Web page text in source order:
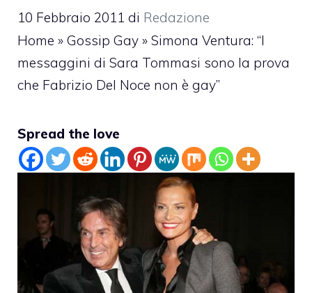
10 Febbraio 2011 di Redazione
Home » Gossip Gay » Simona Ventura: “I
messaggini di Sara Tommasi sono la prova
che Fabrizio Del Noce non è gay”
Spread the love